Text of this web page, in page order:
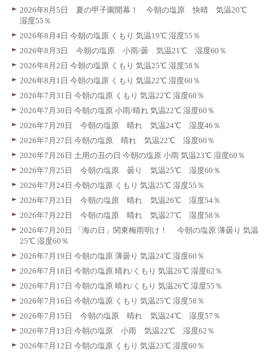
2026年8月5日 夏の甲子園開幕！ 今朝の塩原 快晴 気温20℃
湿度55％
2026年8月4日 今朝の塩原 くもり 気温19℃ 湿度55％
2026年8月3日 今朝の塩原 小雨/曇 気温21℃ 湿度60％
2026年8月2日 今朝の塩原 くもり 気温25℃ 湿度58％
2026年8月1日 今朝の塩原 くもり 気温22℃ 湿度60％
2026年7月31日 今朝の塩原 くもり 気温22℃ 湿度60％
2026年7月30日 今朝の塩原 小雨/晴れ 気温22℃ 湿度60％
2026年7月29日 今朝の塩原 晴れ 気温24℃ 湿度46％
2026年7月27日 今朝の塩原 晴れ 気温22℃ 湿度60％
2026年7月26日 土用の丑の日 今朝の塩原 小雨 気温23℃ 湿度60％
2026年7月25日 今朝の塩原 曇り 気温25℃ 湿度60％
2026年7月24日 今朝の塩原 くもり 気温25℃ 湿度55％
2026年7月23日 今朝の塩原 晴れ 気温26℃ 湿度54％
2026年7月22日 今朝の塩原 晴れ 気温27℃ 湿度58％
2026年7月20日 「海の日」関東梅雨明け！ 今朝の塩原 薄曇り 気温
25℃ 湿度60％
2026年7月19日 今朝の塩原 薄曇り 気温24℃ 湿度60％
2026年7月18日 今朝の塩原 晴れ/くもり 気温26℃ 湿度62％
2026年7月17日 今朝の塩原 晴れ/くもり 気温26℃ 湿度55％
2026年7月16日 今朝の塩原 くもり 気温25℃ 湿度58％
2026年7月15日 今朝の塩原 晴れ 気温24℃ 湿度57％
2026年7月13日 今朝の塩原 小雨 気温22℃ 湿度62％
2026年7月12日 今朝の塩原 くもり 気温23℃ 湿度60％